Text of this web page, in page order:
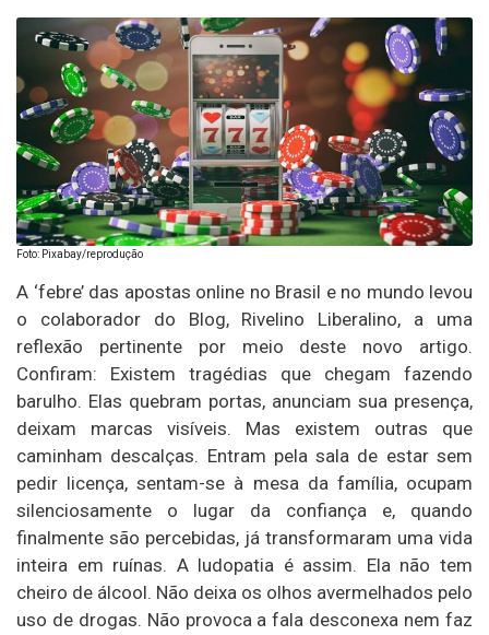
Foto: Pixabay/reprodução
A ‘febre’ das apostas online no Brasil e no mundo levou
o colaborador do Blog, Rivelino Liberalino, a uma
reflexão pertinente por meio deste novo artigo.
Confiram: Existem tragédias que chegam fazendo
barulho. Elas quebram portas, anunciam sua presença,
deixam marcas visíveis. Mas existem outras que
caminham descalças. Entram pela sala de estar sem
pedir licença, sentam-se à mesa da família, ocupam
silenciosamente o lugar da confiança e, quando
finalmente são percebidas, já transformaram uma vida
inteira em ruínas. A ludopatia é assim. Ela não tem
cheiro de álcool. Não deixa os olhos avermelhados pelo
uso de drogas. Não provoca a fala desconexa nem faz